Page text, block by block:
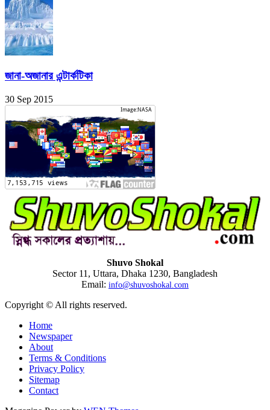
জানা-অজানার এন্টার্কটিকা
30 Sep 2015
Shuvo Shokal
Sector 11, Uttara, Dhaka 1230, Bangladesh
Email: info@shuvoshokal.com
Copyright © All rights reserved.
Home
Newspaper
About
Terms & Conditions
Privacy Policy
Sitemap
Contact